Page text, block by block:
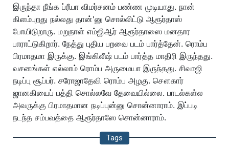
இருந்தா நீங்க ப்ரீயா விமர்சனம் பண்ண முடியாது. நான்
கிளம்புறது நல்லது தான்'னு சொல்லிட்டு ஆரூர்தாஸ்
போயிடுறாரு. மறுநாள் எம்ஜிஆர் ஆரூர்தாஸை மனதார
பாராட்டுகிறார். நேத்து புதிய பறவை படம் பார்த்தேன். ரொம்ப
பிரமாதமா இருக்கு. இங்கிலீஷ் படம் பார்த்த மாதிரி இருந்தது.
வசனங்கள் எல்லாம் ரொம்ப அருமையா இருந்தது. சிவாஜி
நடிப்பு சூப்பர். சரோஜாதேவி ரொம்ப அழகு. சௌகார்
ஜானகியைப் பத்தி சொல்லவே தேவையில்லை. பாடல்கள்ல
அவருக்கு பிரமாதமான நடிப்புன்னு சொன்னாராம். இப்படி
நடந்த சம்பவத்தை ஆரூர்தாஸே சொன்னாராம்.
Tags